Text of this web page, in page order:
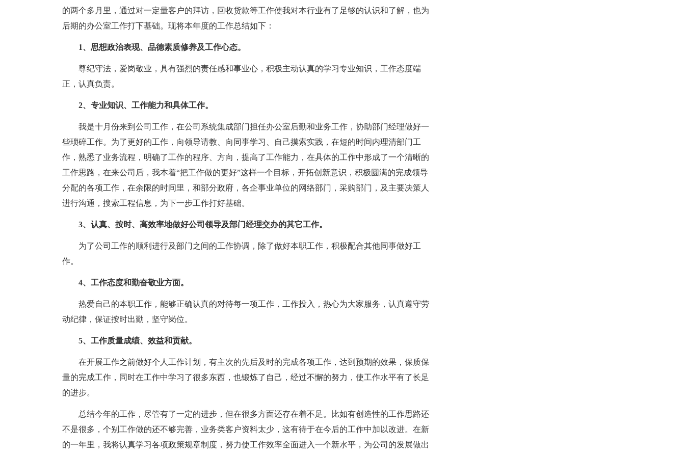
的两个多月里，通过对一定量客户的拜访，回收货款等工作使我对本行业有了足够的认识和了解，也为
后期的办公室工作打下基础。现将本年度的工作总结如下：
1、思想政治表现、品德素质修养及工作心态。
尊纪守法，爱岗敬业，具有强烈的责任感和事业心，积极主动认真的学习专业知识，工作态度端
正，认真负责。
2、专业知识、工作能力和具体工作。
我是十月份来到公司工作，在公司系统集成部门担任办公室后勤和业务工作，协助部门经理做好一
些琐碎工作。为了更好的工作，向领导请教、向同事学习、自己摸索实践，在短的时间内理清部门工
作，熟悉了业务流程，明确了工作的程序、方向，提高了工作能力，在具体的工作中形成了一个清晰的
工作思路，在来公司后，我本着“把工作做的更好”这样一个目标，开拓创新意识，积极圆满的完成领导
分配的各项工作，在余限的时间里，和部分政府，各企事业单位的网络部门，采购部门，及主要决策人
进行沟通，搜索工程信息，为下一步工作打好基础。
3、认真、按时、高效率地做好公司领导及部门经理交办的其它工作。
为了公司工作的顺利进行及部门之间的工作协调，除了做好本职工作，积极配合其他同事做好工
作。
4、工作态度和勤奋敬业方面。
热爱自己的本职工作，能够正确认真的对待每一项工作，工作投入，热心为大家服务，认真遵守劳
动纪律，保证按时出勤，坚守岗位。
5、工作质量成绩、效益和贡献。
在开展工作之前做好个人工作计划，有主次的先后及时的完成各项工作，达到预期的效果，保质保
量的完成工作，同时在工作中学习了很多东西，也锻炼了自己，经过不懈的努力，使工作水平有了长足
的进步。
总结今年的工作，尽管有了一定的进步，但在很多方面还存在着不足。比如有创造性的工作思路还
不是很多，个别工作做的还不够完善，业务类客户资料太少，这有待于在今后的工作中加以改进。在新
的一年里，我将认真学习各项政策规章制度，努力使工作效率全面进入一个新水平，为公司的发展做出